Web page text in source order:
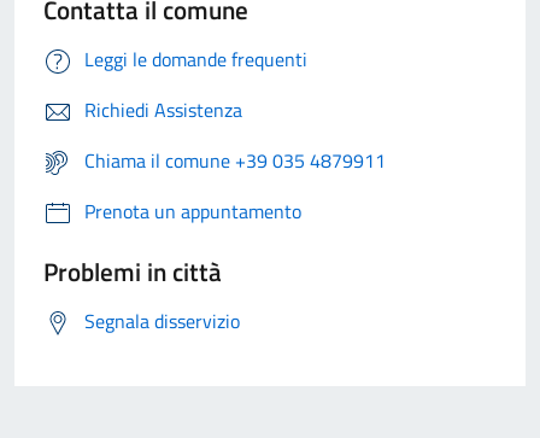
Contatta il comune
Leggi le domande frequenti
Richiedi Assistenza
Chiama il comune +39 035 4879911
Prenota un appuntamento
Problemi in città
Segnala disservizio